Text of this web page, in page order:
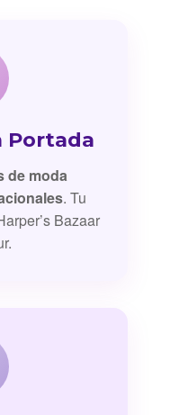
Portada
de moda
. Tu
Bazaar